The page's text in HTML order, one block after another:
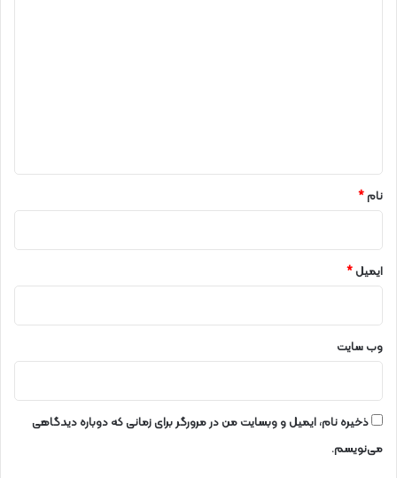
نام*
ایمیل*
وب‌ سایت
ذخیره نام، ایمیل و وبسایت من در مرورگر برای زمانی که دوباره دیدگاهی
می‌نویسم.